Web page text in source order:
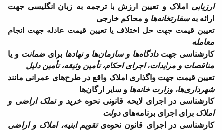
ارزیابیاملاک و تعیین ارزش با ترجمه به زبان انگلیسی جهت
ارائه بهسفارتخانه‌ها و محاکم خارجی
تعیین قیمت جهت حل اختلاف یا تعیین قیمت عادله جهت انجام
معامله
کارشناسی جهتدادگاه‌ها و سازمان‌ها و نهادهابرایضمانتو یا
مناقصات و مزایدات،اجرای احکام، تأمین وثیقه، تأمین دلیل
تعیین قیمت جهت واگذاری املاک واقع در طرح‌های عمرانی مانند
شهرداری‌ها، وزارت خانه‌ها و سایر ارگان‌ها
کارشناسی در اجرای لایحه قانونی نحوهخرید و تملک اراضی و
املاک برای اجرای برنامه‌هایدولت
کارشناسی در اجرای قانون نحوه‌یتقویم ابنیه، املاک و اراضی